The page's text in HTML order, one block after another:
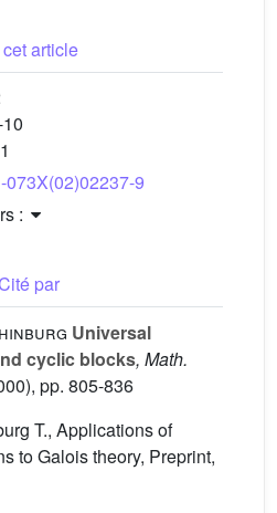
article
9
:
par
Universal
cyclic blocks, Math.
pp. 805-836
T., Applications of
to Galois theory, Preprint,